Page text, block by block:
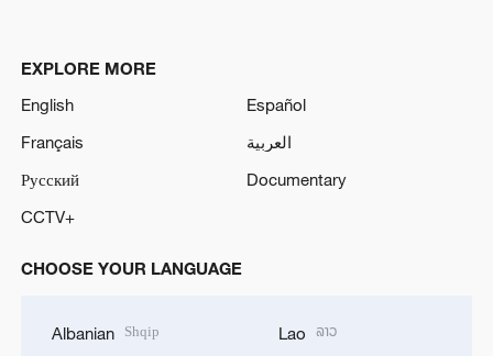
EXPLORE MORE
English
Español
Français
العربية
Русский
Documentary
CCTV+
CHOOSE YOUR LANGUAGE
Albanian Shqip Lao ລາວ